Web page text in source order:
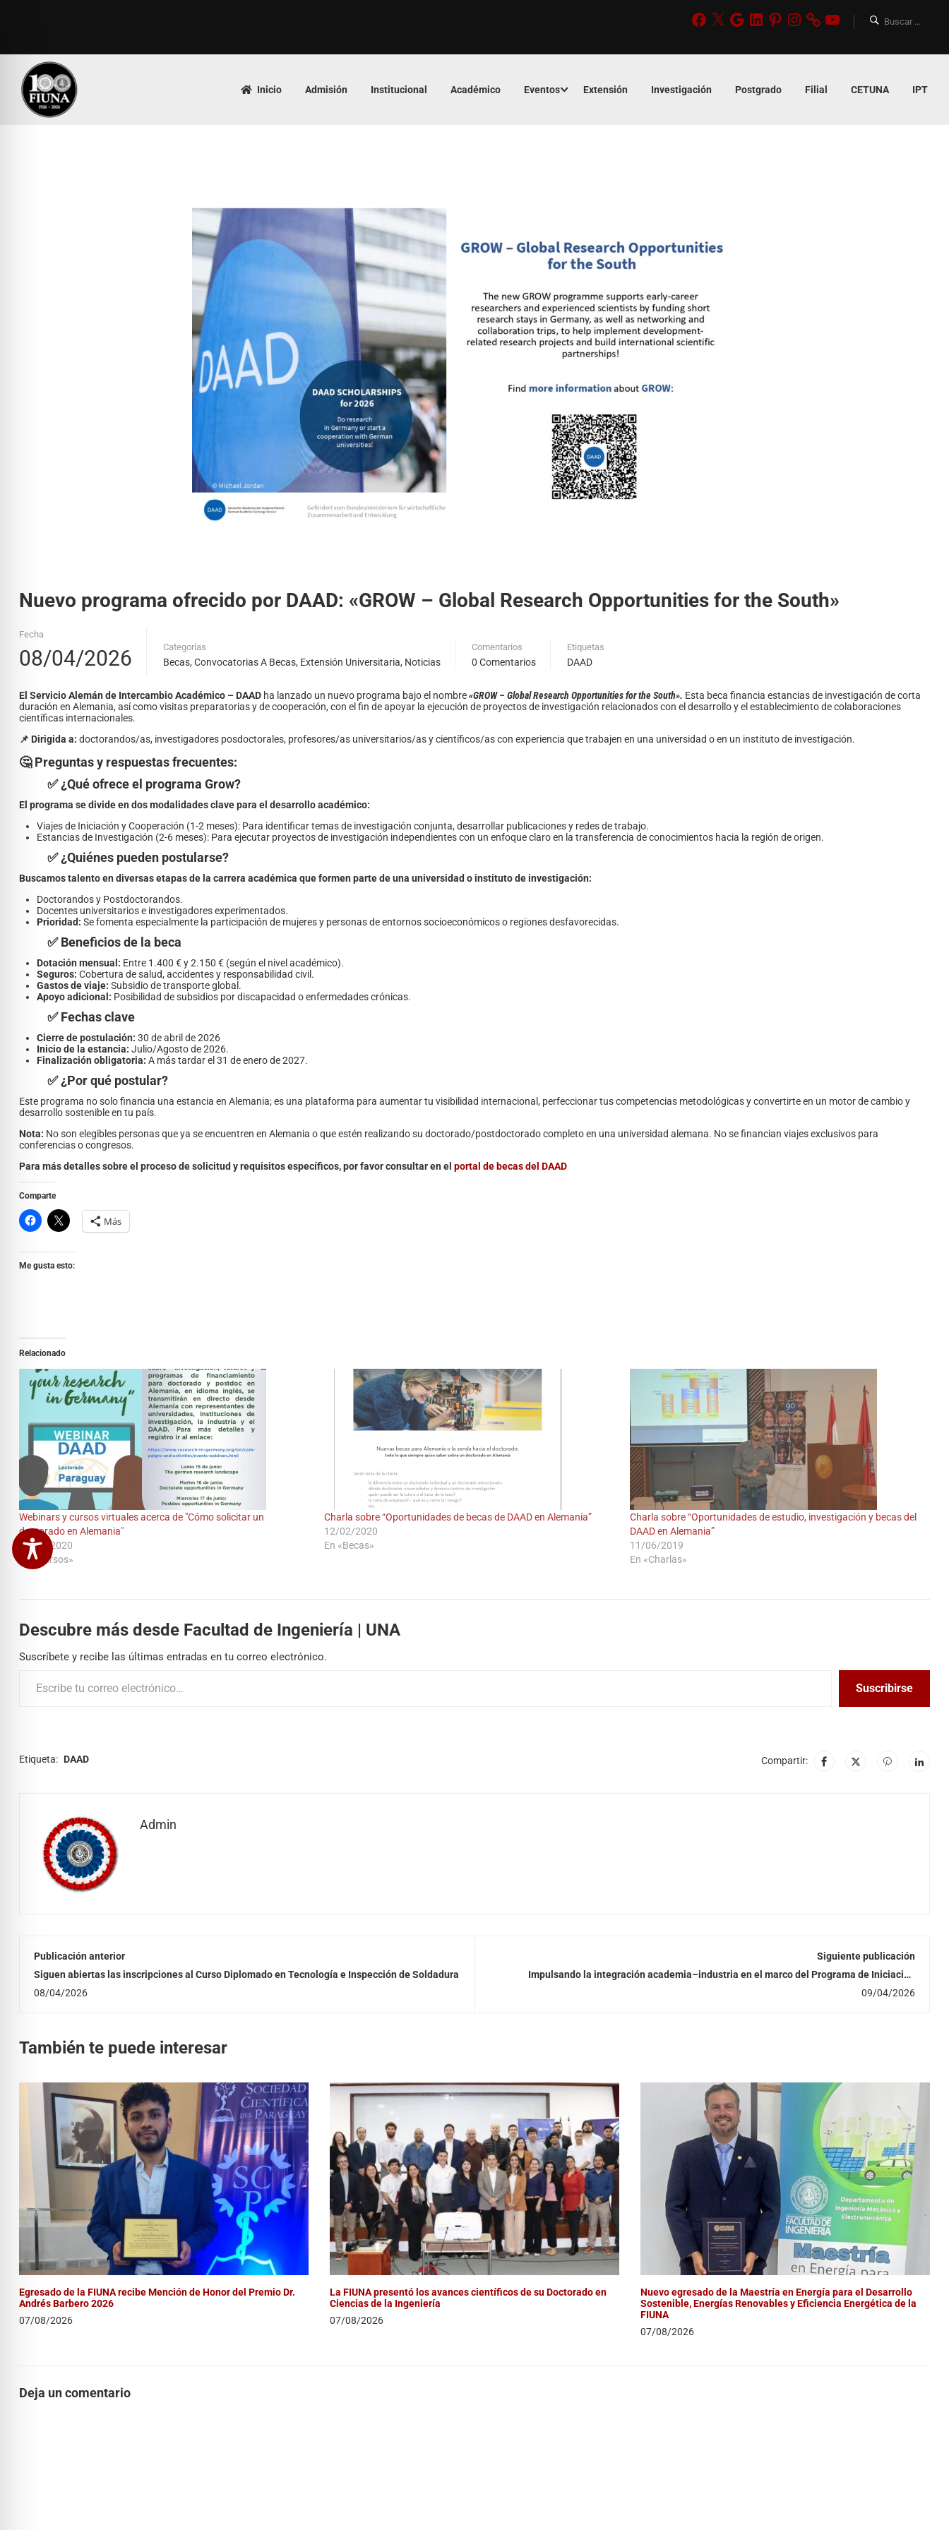
Inicio Admisión Institucional Académico Eventos Extensión Investigación Postgrado Filial CETUNA IPT
Nuevo programa ofrecido por DAAD: «GROW – Global Research Opportunities for the South»
Fecha
08/04/2026 Categorías
Becas, Convocatorias A Becas, Extensión Universitaria, Noticias
Comentarios
0 Comentarios
Etiquetas
DAAD
El Servicio Alemán de Intercambio Académico – DAAD ha lanzado un nuevo programa bajo el nombre«GROW – Global Research Opportunities for the South». Esta beca financia estancias de investigación de corta
duración en Alemania, así como visitas preparatorias y de cooperación, con el fin de apoyar la ejecución de proyectos de investigación relacionados con el desarrollo y el establecimiento de colaboraciones
científicas internacionales.
📌 Dirigida a: doctorandos/as, investigadores posdoctorales, profesores/as universitarios/as y científicos/as con experiencia que trabajen en una universidad o en un instituto de investigación.
🤔 Preguntas y respuestas frecuentes:
✅ ¿Qué ofrece el programa Grow?
El programa se divide en dos modalidades clave para el desarrollo académico:
Viajes de Iniciación y Cooperación (1-2 meses): Para identificar temas de investigación conjunta, desarrollar publicaciones y redes de trabajo.
Estancias de Investigación (2-6 meses): Para ejecutar proyectos de investigación independientes con un enfoque claro en la transferencia de conocimientos hacia la región de origen.
✅ ¿Quiénes pueden postularse?
Buscamos talento en diversas etapas de la carrera académica que formen parte de una universidad o instituto de investigación:
Doctorandos y Postdoctorandos.
Docentes universitarios e investigadores experimentados.
Prioridad: Se fomenta especialmente la participación de mujeres y personas de entornos socioeconómicos o regiones desfavorecidas.
✅ Beneficios de la beca
Dotación mensual: Entre 1.400 € y 2.150 € (según el nivel académico).
Seguros: Cobertura de salud, accidentes y responsabilidad civil.
Gastos de viaje: Subsidio de transporte global.
Apoyo adicional: Posibilidad de subsidios por discapacidad o enfermedades crónicas.
✅ Fechas clave
Cierre de postulación: 30 de abril de 2026
Inicio de la estancia: Julio/Agosto de 2026.
Finalización obligatoria: A más tardar el 31 de enero de 2027.
✅ ¿Por qué postular?
Este programa no solo financia una estancia en Alemania; es una plataforma para aumentar tu visibilidad internacional, perfeccionar tus competencias metodológicas y convertirte en un motor de cambio y
desarrollo sostenible en tu país.
Nota: No son elegibles personas que ya se encuentren en Alemania o que estén realizando su doctorado/postdoctorado completo en una universidad alemana. No se financian viajes exclusivos para
conferencias o congresos.
Para más detalles sobre el proceso de solicitud y requisitos específicos, por favor consultar en el portal de becas del DAAD
Comparte
Más
Me gusta esto:
Relacionado
Webinars y cursos virtuales acerca de "Cómo solicitar un
doctorado en Alemania"
15/06/2020
En «Cursos»
Charla sobre “Oportunidades de becas de DAAD en Alemania”
12/02/2020
En «Becas»
Charla sobre “Oportunidades de estudio, investigación y becas del
DAAD en Alemania”
11/06/2019
En «Charlas»
Descubre más desde Facultad de Ingeniería | UNA
Suscríbete y recibe las últimas entradas en tu correo electrónico.
Suscribirse
Etiqueta: DAAD Compartir:
Admin
Publicación anterior
Siguen abiertas las inscripciones al Curso Diplomado en Tecnología e Inspección de Soldadura
08/04/2026
Siguiente publicación
Impulsando la integración academia–industria en el marco del Programa de Iniciación
09/04/2026
También te puede interesar
Egresado de la FIUNA recibe Mención de Honor del Premio Dr.
Andrés Barbero 2026
07/08/2026
La FIUNA presentó los avances científicos de su Doctorado en
Ciencias de la Ingeniería
07/08/2026
Nuevo egresado de la Maestría en Energía para el Desarrollo
Sostenible, Energías Renovables y Eficiencia Energética de la
FIUNA
07/08/2026
Deja un comentario
BOLSA DE TRABAJO | FIUNA
Desde el 2008
Al servicio de sus estudiantes, egresados/as y docentes